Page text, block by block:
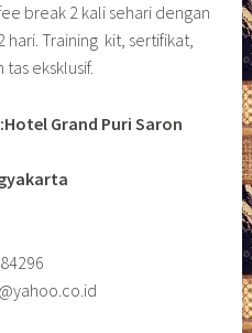
break 2 kali sehari dengan
Training kit, sertifikat,
eksklusif.
Grand Puri Saron